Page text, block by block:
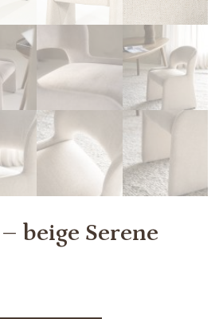
beige Serene